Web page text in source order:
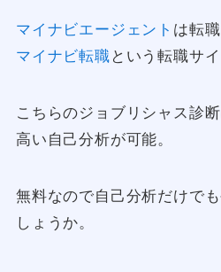
マイナビエージェント は転
マイナビ転職 という転職サ
こちらのジョブリシャス診
高い自己分析が可能。
無料なので自己分析だけで
しょうか。